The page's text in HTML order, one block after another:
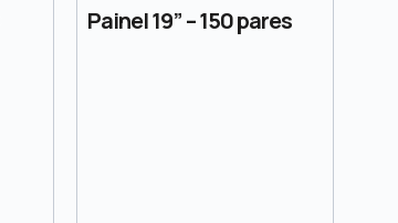
Painel 19” – 150 pares